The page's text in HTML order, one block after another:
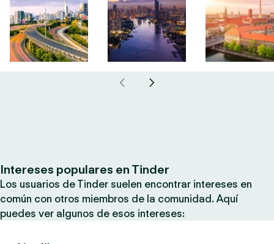
Intereses populares en Tinder
Los usuarios de Tinder suelen encontrar intereses en
común con otros miembros de la comunidad. Aquí
puedes ver algunos de esos intereses: